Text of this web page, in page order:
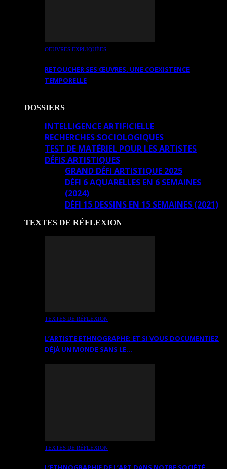
OEUVRES EXPLIQUÉES
RETOUCHER SES ŒUVRES. UNE COEXISTENCE
TEMPORELLE
DOSSIERS
INTELLIGENCE ARTIFICIELLE
RECHERCHES SOCIOLOGIQUES
TEST DE MATÉRIEL POUR LES ARTISTES
DÉFIS ARTISTIQUES
GRAND DÉFI ARTISTIQUE 2025
DÉFI 6 AQUARELLES EN 6 SEMAINES
(2024)
DÉFI 15 DESSINS EN 15 SEMAINES (2021)
TEXTES DE RÉFLEXION
TEXTES DE RÉFLEXION
L’ARTISTE ETHNOGRAPHE: ET SI VOUS DOCUMENTIEZ
DÉJÀ UN MONDE SANS LE…
TEXTES DE RÉFLEXION